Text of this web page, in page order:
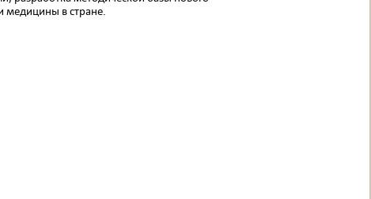
меди­цины в стране.